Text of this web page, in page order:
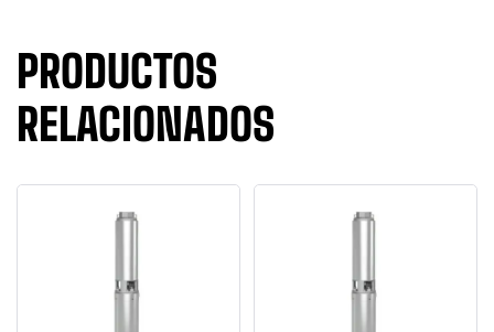
PRODUCTOS
RELACIONADOS